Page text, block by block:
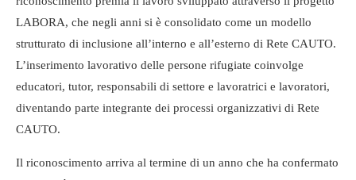
LABORA, che negli anni si è consolidato come un modello
strutturato di inclusione all’interno e all’esterno di Rete CAUTO.
L’inserimento lavorativo delle persone rifugiate coinvolge
educatori, tutor, responsabili di settore e lavoratrici e lavoratori,
diventando parte integrante dei processi organizzativi di Rete
CAUTO.
Il riconoscimento arriva al termine di un anno che ha confermato